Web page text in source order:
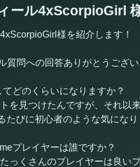
ール4xScorpioGirl
様を紹介します！
質問への回答ありがとうござい
どのくらいになりますか？
を見つけたんですが、それ
たびに初心者のような気になり
プレイヤーは誰ですか？
っくさんのプレイヤーは良い